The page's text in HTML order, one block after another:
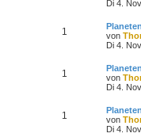
Di 4.
1
von
Di 4.
1
von
Di 4.
1
von
Di 4.